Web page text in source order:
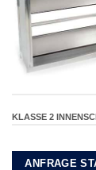
KLASSE 2
ANFRAGE